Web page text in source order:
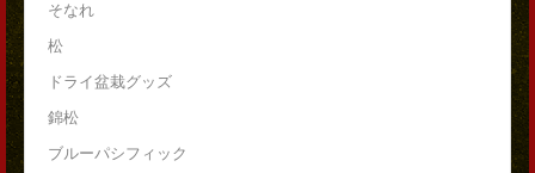
そなれ
松
ドライ盆栽グッズ
錦松
ブルーパシフィック